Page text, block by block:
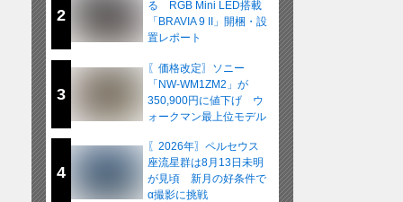
2
る RGB Mini LED搭載
「BRAVIA 9 II」開梱・設
置レポート
3
〖価格改定〗ソニー
「NW-WM1ZM2」が
350,900円に値下げ ウ
ォークマン最上位モデル
4
〖2026年〗ペルセウス
座流星群は8月13日未明
が見頃 新月の好条件で
α撮影に挑戦